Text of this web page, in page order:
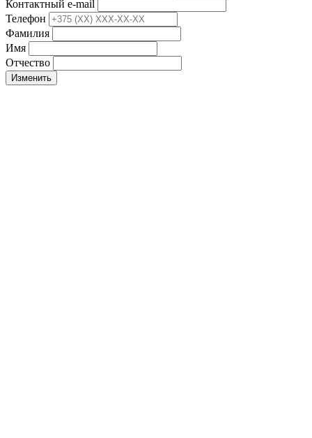
Контактный e-mail
Телефон
Фамилия
Имя
Отчество
Изменить